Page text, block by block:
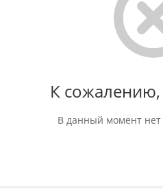
К сожалению,
В данный момент нет